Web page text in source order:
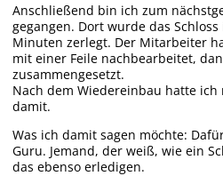
Anschließend bin ich zum
gegangen. Dort wurde das
Minuten zerlegt. Der Mitarbeiter
mit einer Feile nachbearbeitet,
zusammengesetzt.
Nach dem Wiedereinbau hatte
damit.
Was ich damit sagen möchte:
Guru. Jemand, der weiß, wie ein
das ebenso erledigen.